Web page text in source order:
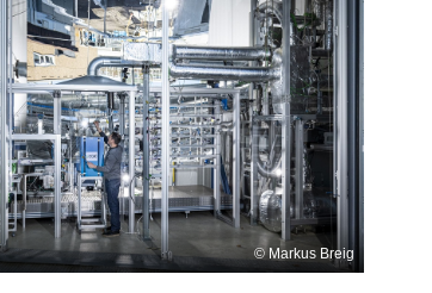
Markus Breig